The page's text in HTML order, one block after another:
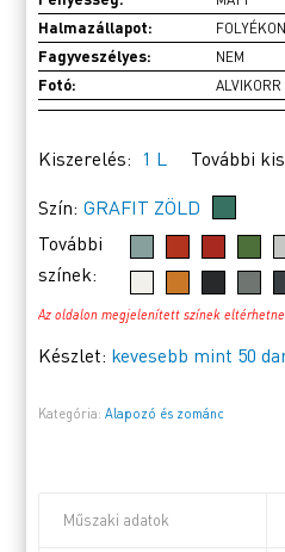
Halmazállapot:
Fagyveszélyes: NEM
Fotó:
Kiszerelés: 1 L További
Szín: GRAFIT ZÖLD
További
színek:
Az oldalon megjelenített színek
Készlet: kevesebb mint 50
Kategória:Alapozó és zománc
Műszaki adatok